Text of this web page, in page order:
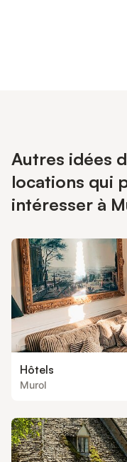
Autres idées
locations qui
intéresser à
Hôtels
Murol